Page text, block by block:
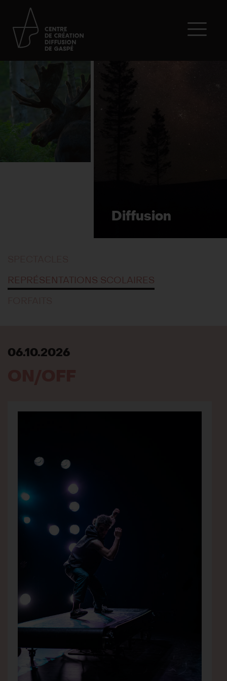
Diffusion
REPRÉSENTATIONS SCOLAIRES
06.10.2026